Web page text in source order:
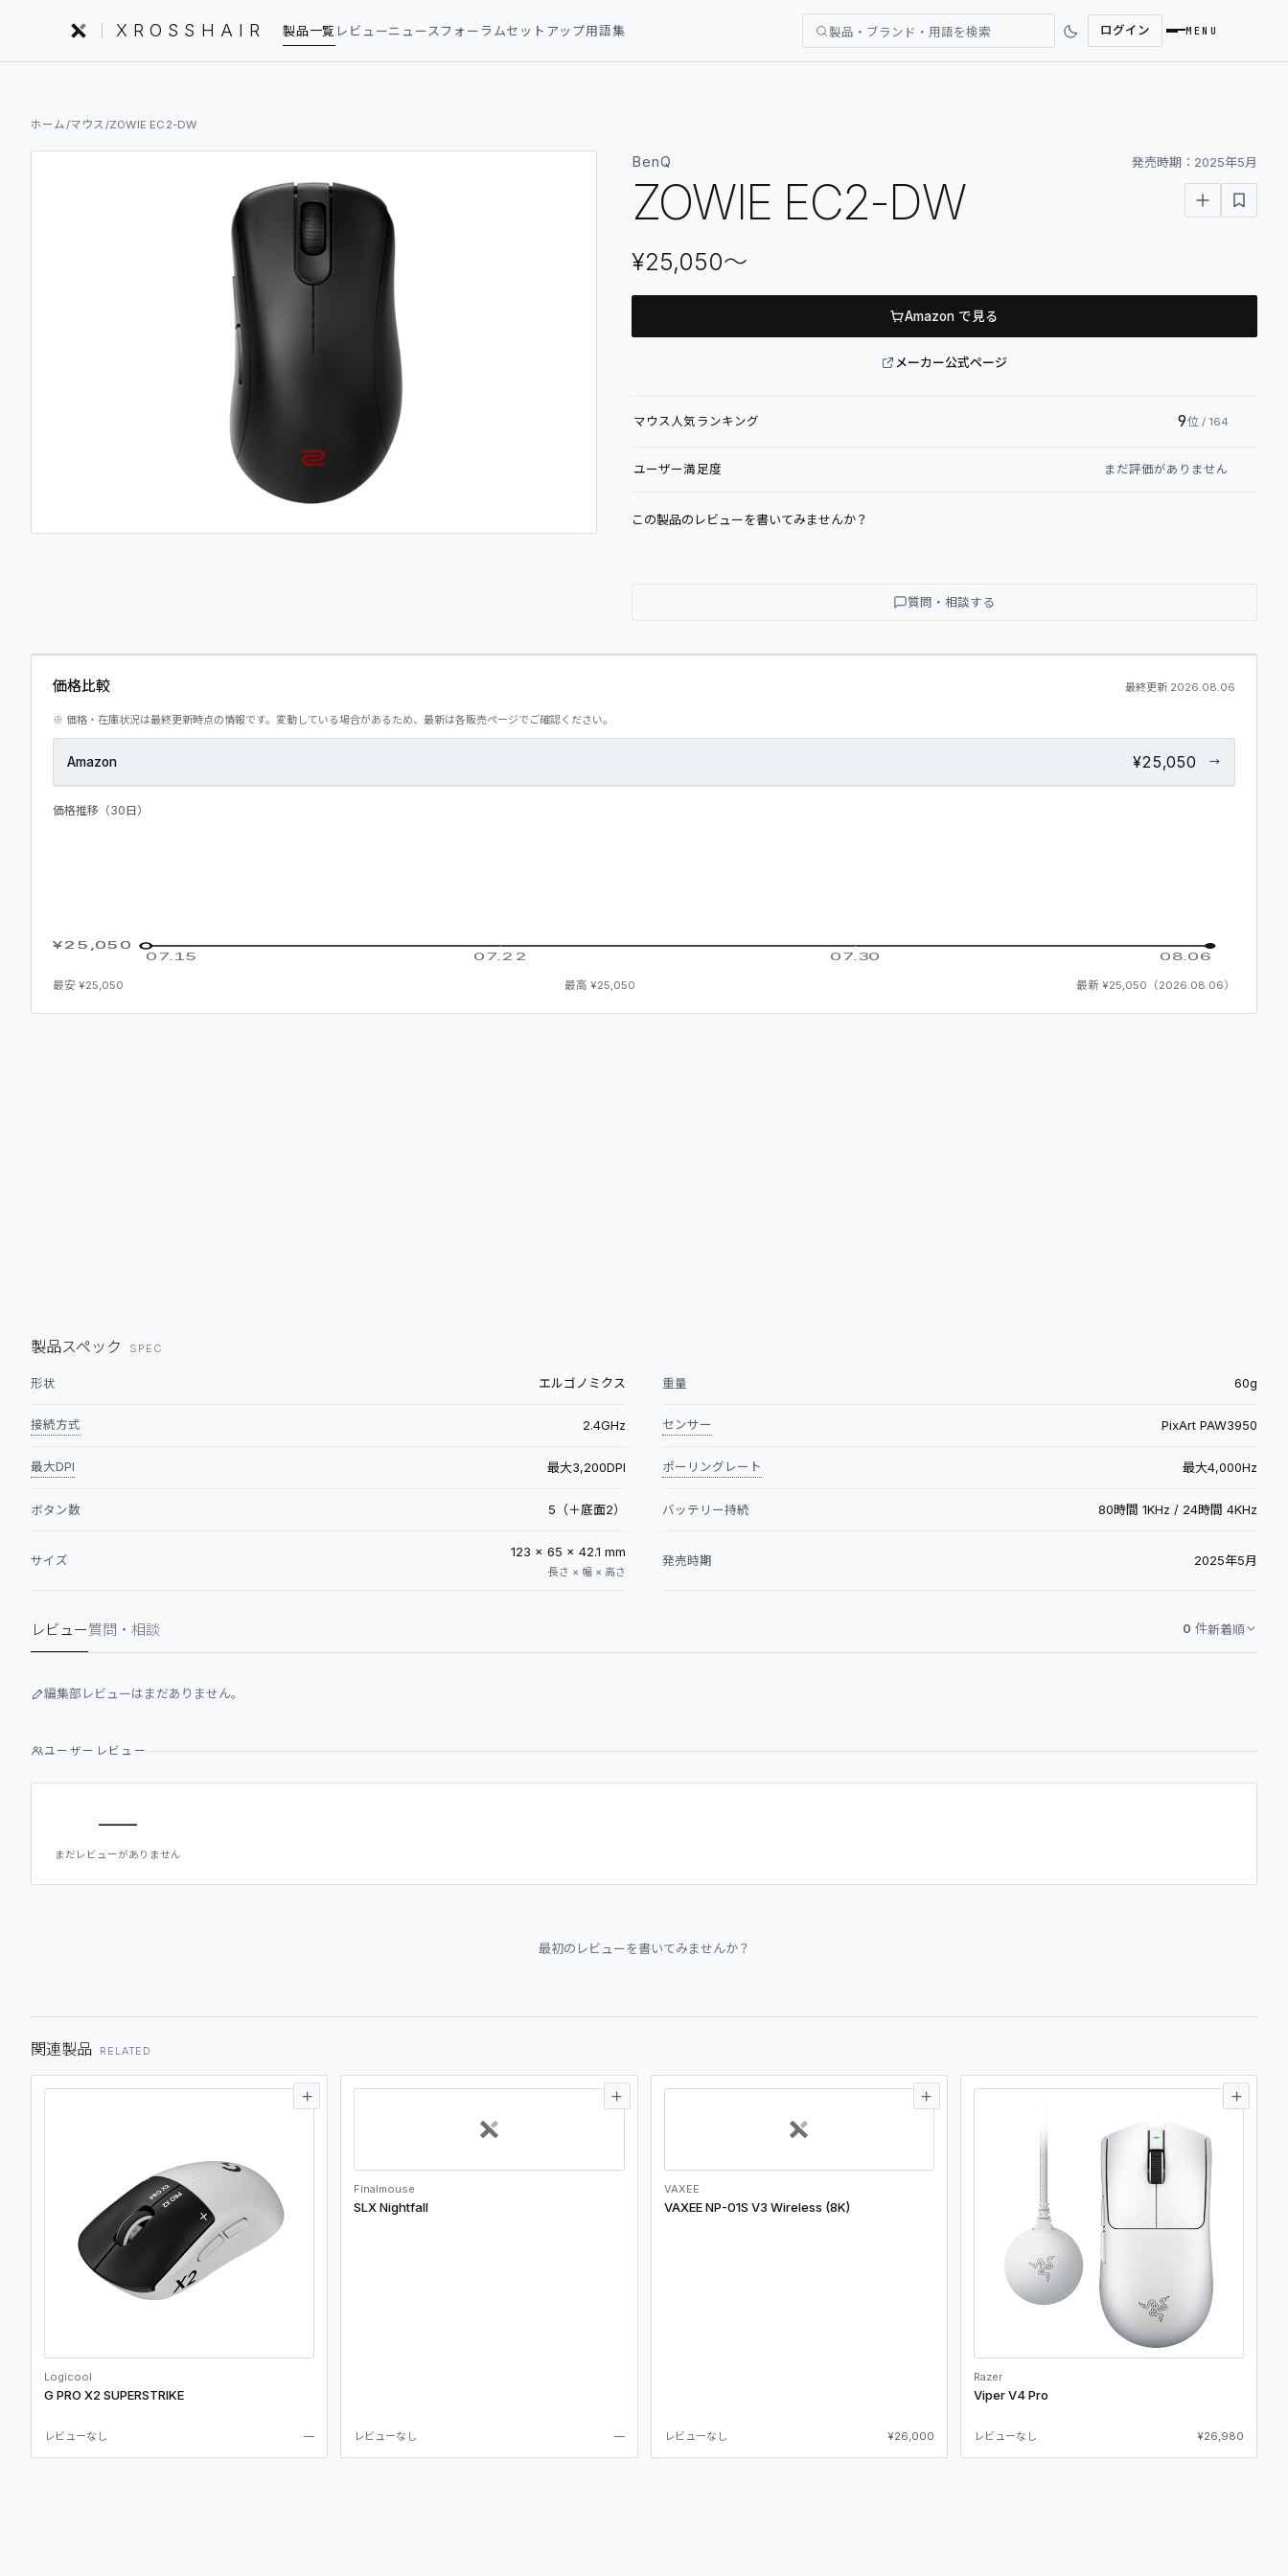
XROSSHAIR 製品一覧 レビューニュース フォーラムセットアップ用語集 製品・ブランド・用語を検索 ログイン MENU
REVIEWS
GLOSSARY
ホーム/マウス /ZOWIE EC2-DW
BenQ 発売時期： 2025年5月
ZOWIE EC2-DW
¥25,050〜
Amazon で見る
メーカー公式ページ
マウス 人気ランキング 9位 / 164
ユーザー満足度 まだ評価がありません
この製品のレビューを書いてみませんか？
質問・相談する
価格比較 最終更新 2026.08.06
※ 価格・在庫状況は最終更新時点の情報です。変動している場合があるため、最新は各販売ページでご確認ください。
Amazon ¥25,050 →
価格推移（30日）
¥25,050
¥25,050
07.15
07.22 07.30 08.06
最安 ¥25,050 最高 ¥25,050 最新 ¥25,050 （2026.08.06）
製品スペック SPEC
形状 エルゴノミクス 重量 60g
接続方式 2.4GHz センサー PixArt PAW3950
最大DPI 最大3,200DPI ポーリングレート 最大4,000Hz
ボタン数 5（＋底面2） バッテリー持続 80時間 1KHz / 24時間 4KHz
サイズ
123 × 65 × 42.1 mm
長さ × 幅 × 高さ
発売時期 2025年5月
レビュー質問・相談 0 件新着順
編集部レビューはまだありません。
ユーザーレビュー
—
まだレビューがありません
最初のレビューを書いてみませんか？
関連製品 RELATED
Logicool
G PRO X2 SUPERSTRIKE
レビューなし —
Finalmouse
SLX Nightfall
レビューなし —
VAXEE
VAXEE NP-01S V3 Wireless (8K)
レビューなし ¥26,000
Razer
Viper V4 Pro
レビューなし ¥26,980